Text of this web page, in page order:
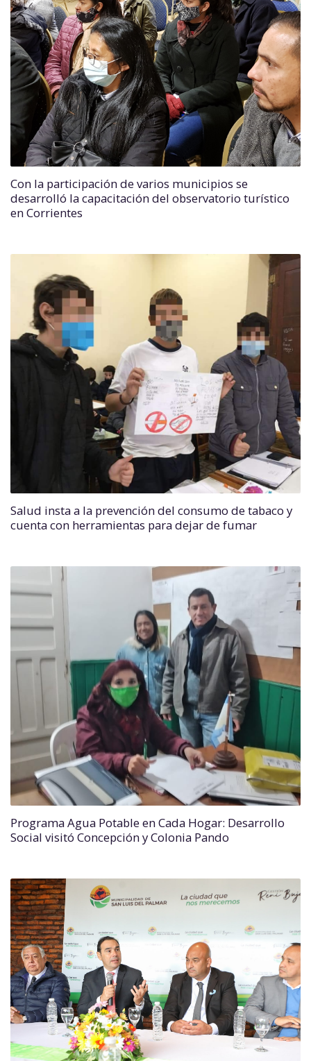
Con la participación de varios municipios se
desarrolló la capacitación del observatorio turístico
en Corrientes
Salud insta a la prevención del consumo de tabaco y
cuenta con herramientas para dejar de fumar
Programa Agua Potable en Cada Hogar: Desarrollo
Social visitó Concepción y Colonia Pando